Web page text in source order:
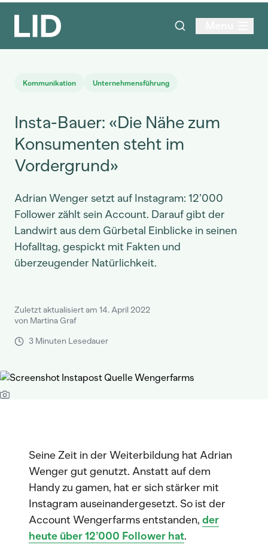
Kommunikation Unternehmensführung
Insta-Bauer: «Die Nähe zum
Konsumenten steht im
Vordergrund»
Adrian Wenger setzt auf Instagram: 12’000
Follower zählt sein Account. Darauf gibt der
Landwirt aus dem Gürbetal Einblicke in seinen
Hofalltag, gespickt mit Fakten und
überzeugender Natürlichkeit.
Zuletzt aktualisiert am 14. April 2022
von Martina Graf
3 Minuten Lesedauer
Seine Zeit in der Weiterbildung hat Adrian
Wenger gut genutzt. Anstatt auf dem
Handy zu gamen, hat er sich stärker mit
Instagram auseinandergesetzt. So ist der
Account Wengerfarms entstanden, der
heute über 12’000 Follower hat.